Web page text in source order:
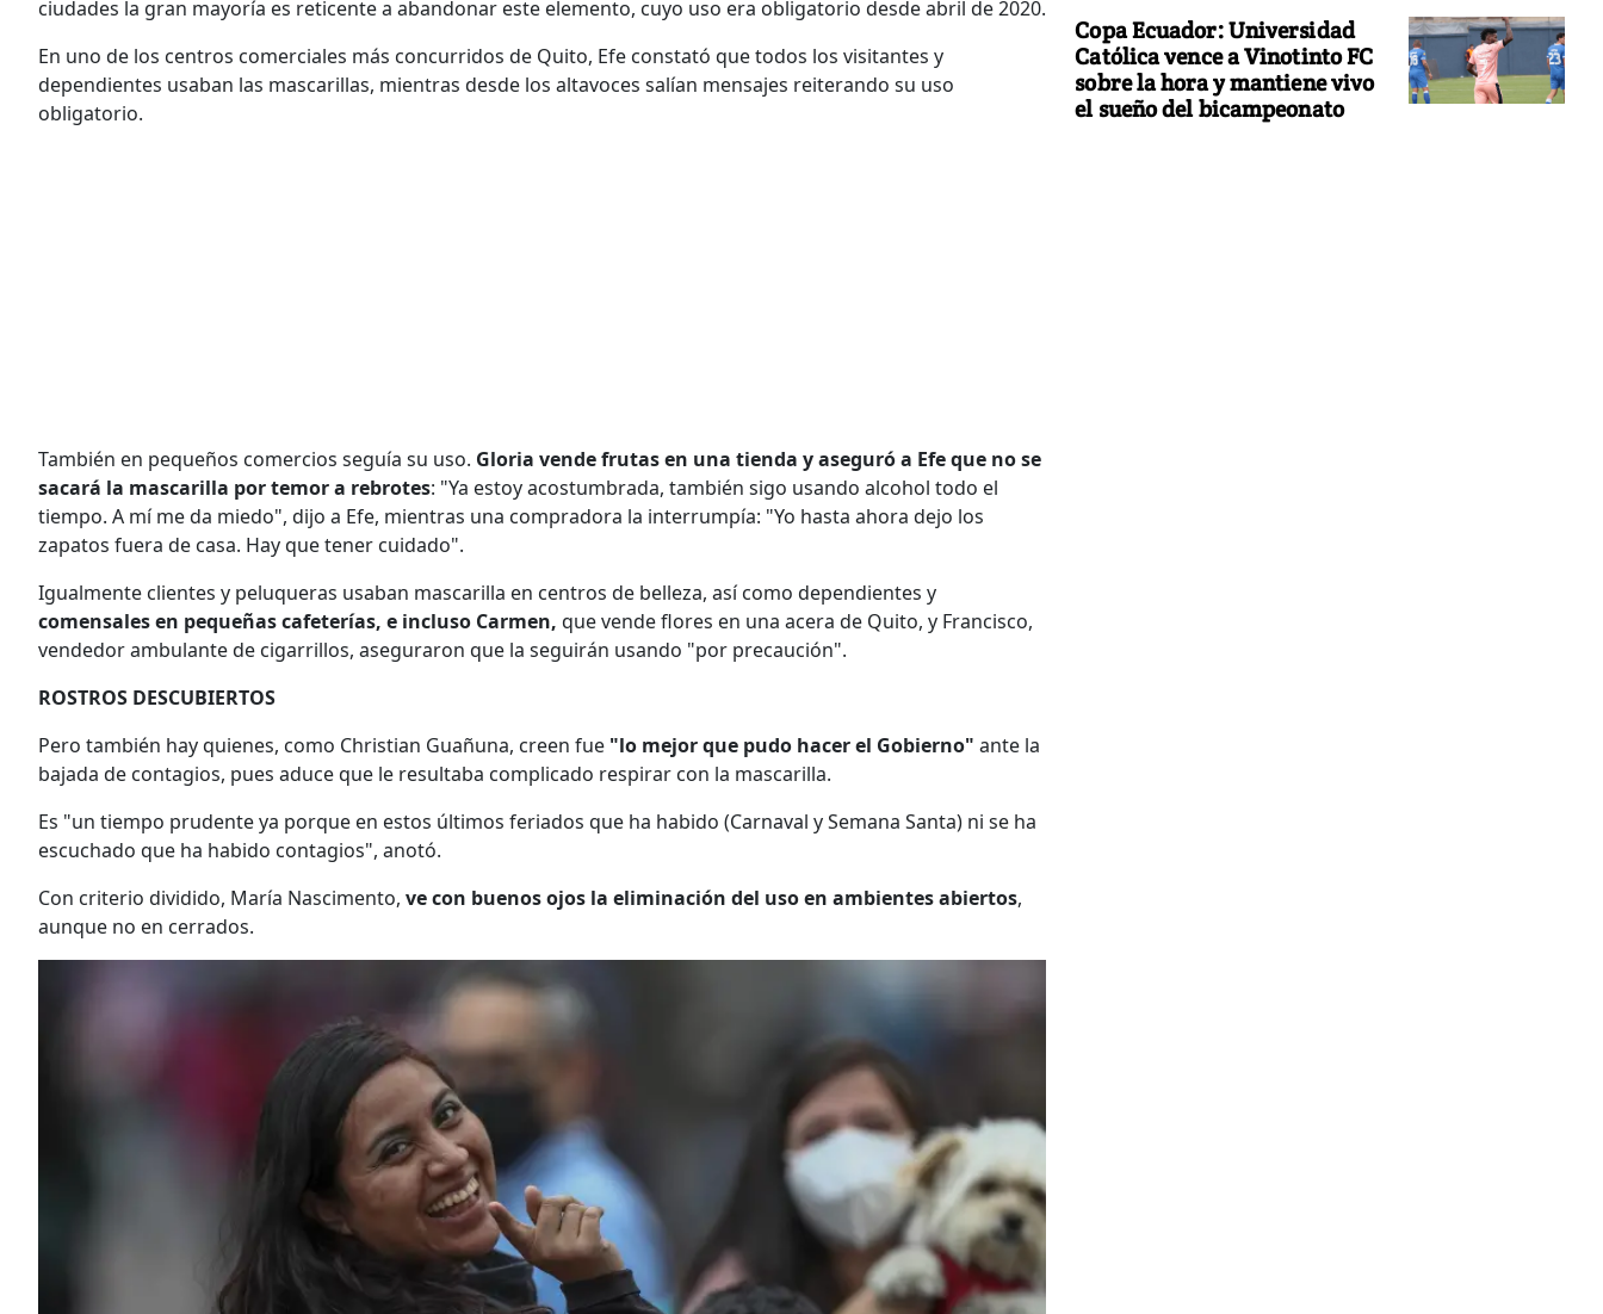
ciudades la gran mayoría es reticente a abandonar este elemento, cuyo uso era obligatorio desde abril de 2020.
En uno de los centros comerciales más concurridos de Quito, Efe constató que todos los visitantes y
dependientes usaban las mascarillas, mientras desde los altavoces salían mensajes reiterando su uso
obligatorio.
También en pequeños comercios seguía su uso. Gloria vende frutas en una tienda y aseguró a Efe que no se
sacará la mascarilla por temor a rebrotes: "Ya estoy acostumbrada, también sigo usando alcohol todo el
tiempo. A mí me da miedo", dijo a Efe, mientras una compradora la interrumpía: "Yo hasta ahora dejo los
zapatos fuera de casa. Hay que tener cuidado".
Igualmente clientes y peluqueras usaban mascarilla en centros de belleza, así como dependientes y
comensales en pequeñas cafeterías, e incluso Carmen, que vende flores en una acera de Quito, y Francisco,
vendedor ambulante de cigarrillos, aseguraron que la seguirán usando "por precaución".
ROSTROS DESCUBIERTOS
Pero también hay quienes, como Christian Guañuna, creen fue "lo mejor que pudo hacer el Gobierno" ante la
bajada de contagios, pues aduce que le resultaba complicado respirar con la mascarilla.
Es "un tiempo prudente ya porque en estos últimos feriados que ha habido (Carnaval y Semana Santa) ni se ha
escuchado que ha habido contagios", anotó.
Con criterio dividido, María Nascimento, ve con buenos ojos la eliminación del uso en ambientes abiertos,
aunque no en cerrados.
Copa Ecuador: Universidad
Católica vence a Vinotinto FC
sobre la hora y mantiene vivo
el sueño del bicampeonato